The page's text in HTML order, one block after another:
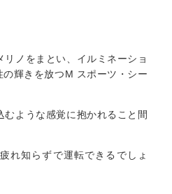
リノをまとい、イルミネーショ
輝きを放つM スポーツ・シー
むような感覚に抱かれること間
れ知らずで運転できるでしょ